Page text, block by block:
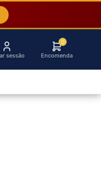
sessão
0
Encomenda